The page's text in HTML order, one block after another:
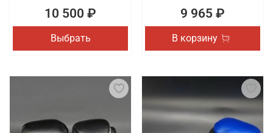
10 500 ₽
Выбрать
9 965 ₽
В корзину